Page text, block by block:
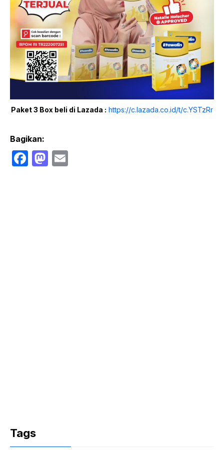
Paket 3 Box beli di Lazada : https://c.lazada.co.id/t/c.YSTzRr
Bagikan:
F
M
Tags